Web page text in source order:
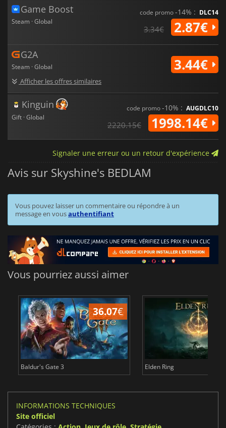
Game Boost
Steam · Global
code promo-14% : DLC14
3.34€ 2.87€
G2A
Steam · Global
Afficher les offres similaires
3.44€
Kinguin
Gift · Global
code promo-10% : AUGDLC10
2220.15€ 1998.14€
Signaler une erreur ou un retour d'expérience
Avis sur Skyshine's BEDLAM
Vous pouvez laisser un commentaire ou répondre à un
message en vousauthentifiant
Vous pourriez aussi aimer
36.07€
Baldur's Gate 3 Elden Ring
INFORMATIONS TECHNIQUES
Site officiel